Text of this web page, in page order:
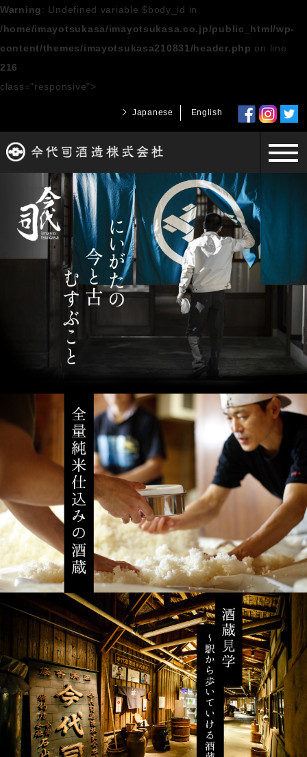
Warning: Undefined variable $body_id in
/home/imayotsukasa/imayotsukasa.co.jp/public_html/wp-
content/themes/imayotsukasa210831/header.php on line
216
class="responsive">
Japanese English